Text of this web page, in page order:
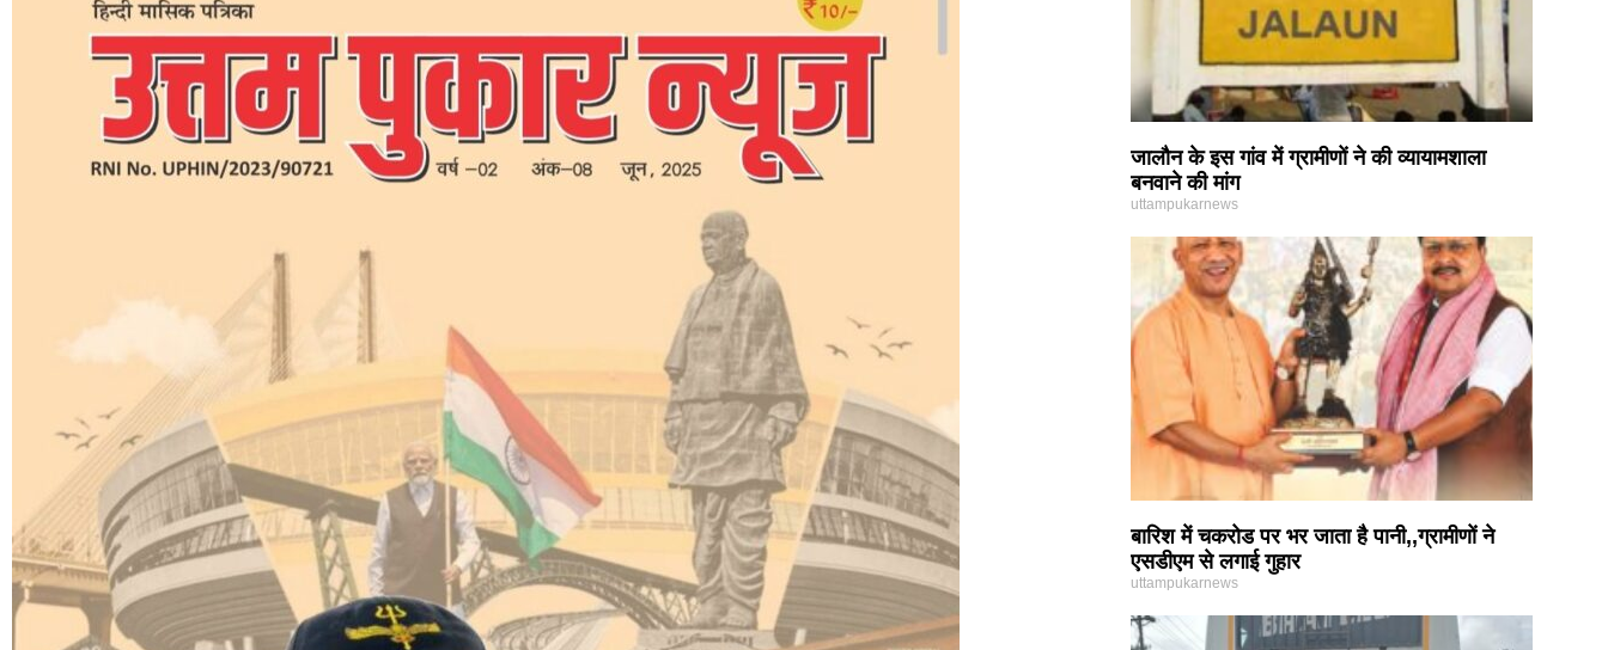
जालौन के इस गांव में ग्रामीणों ने की व्यायामशाला
बनवाने की मांग
uttampukarnews
बारिश में चकरोड पर भर जाता है पानी,,ग्रामीणों ने
एसडीएम से लगाई गुहार
uttampukarnews